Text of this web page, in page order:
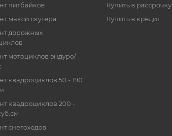
питбайков
макси скутера
дорожных
мотоциклов эндуро/
квадроциклов 50 - 190
квадроциклов 200 -
снегоходов
Купить в рассрочку
Купить в кредит